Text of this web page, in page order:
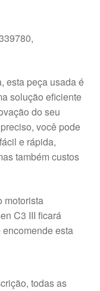
esta peça usada é
solução eficiente
do seu
você pode
e rápida,
também custos
motorista
C3 III ficará
esta
todas as